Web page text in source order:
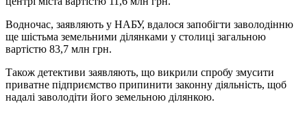
Водночас, заявляють у НАБУ, вдалося запобігти заволодінню
ще шістьма земельними ділянками у столиці загальною
вартістю 83,7 млн грн.
Також детективи заявляють, що викрили спробу змусити
приватне підприємство припинити законну діяльність, щоб
надалі заволодіти його земельною ділянкою.